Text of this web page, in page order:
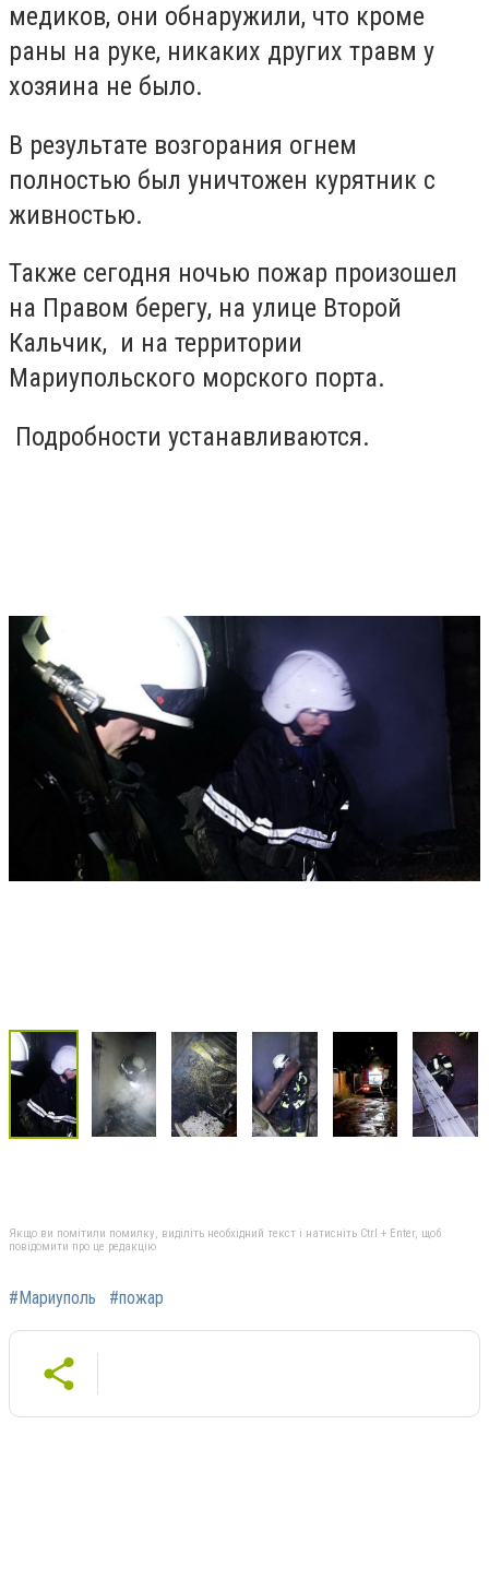
медиков, они обнаружили, что кроме
раны на руке, никаких других травм у
хозяина не было.
В результате возгорания огнем
полностью был уничтожен курятник с
живностью.
Также сегодня ночью пожар произошел
на Правом берегу, на улице Второй
Кальчик, и на территории
Мариупольского морского порта.
Подробности устанавливаются.
Якщо ви помітили помилку, виділіть необхідний текст і натисніть Ctrl + Enter, щоб
повідомити про це редакцію
#Мариуполь #пожар